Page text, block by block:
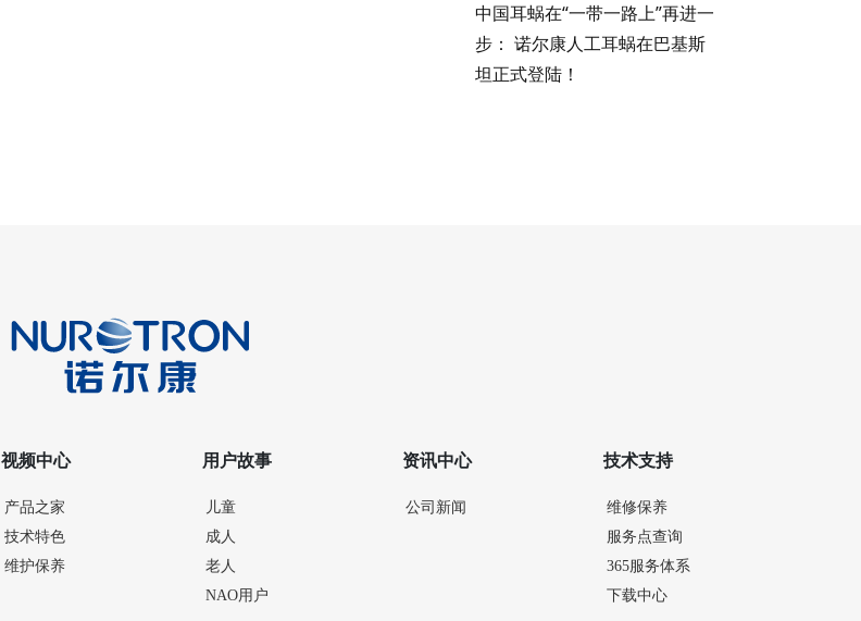
中国耳蜗在“一带一路上”再进一
步： 诺尔康人工耳蜗在巴基斯
坦正式登陆！
视频中心
产品之家
技术特色
维护保养
用户故事
儿童
成人
老人
NAO用户
资讯中心
公司新闻
技术支持
维修保养
服务点查询
365服务体系
下载中心